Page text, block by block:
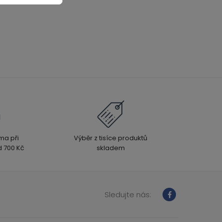
při
Kč
Výběr z tisíce produktů
skladem
Sledujte nás: